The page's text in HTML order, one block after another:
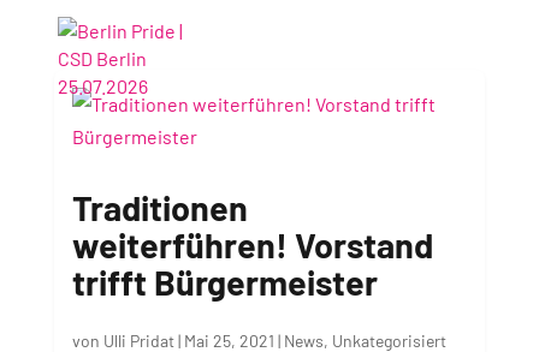
Traditionen
weiterführen! Vorstand
trifft Bürgermeister
von Ulli Pridat| Mai 25, 2021 | News, Unkategorisiert